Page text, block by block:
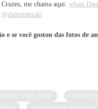
me chama aqui: whats
@daniumezaki
se você gostou das fotos de